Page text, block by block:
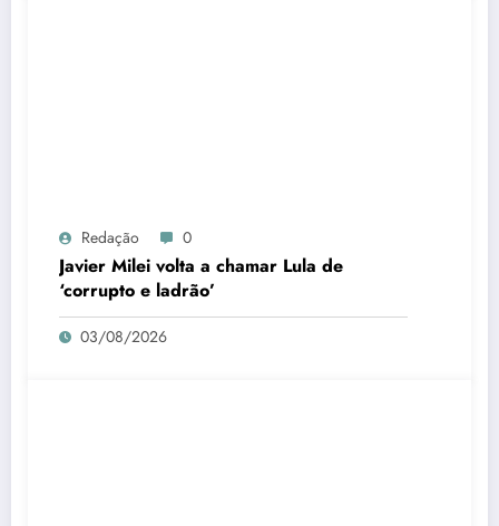
Redação 0
Javier Milei volta a chamar Lula de
‘corrupto e ladrão’
03/08/2026